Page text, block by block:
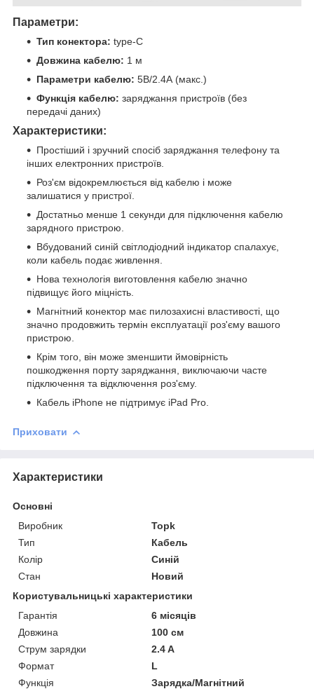
Параметри:
Тип конектора: type-C
Довжина кабелю: 1 м
Параметри кабелю: 5В/2.4А (макс.)
Функція кабелю: заряджання пристроїв (без
передачі даних)
Характеристики:
Простіший і зручний спосіб заряджання телефону та
інших електронних пристроїв.
Роз'єм відокремлюється від кабелю і може
залишатися у пристрої.
Достатньо менше 1 секунди для підключення кабелю
зарядного пристрою.
Вбудований синій світлодіодний індикатор спалахує,
коли кабель подає живлення.
Нова технологія виготовлення кабелю значно
підвищує його міцність.
Магнітний конектор має пилозахисні властивості, що
значно продовжить термін експлуатації роз'єму вашого
пристрою.
Крім того, він може зменшити ймовірність
пошкодження порту заряджання, виключаючи часте
підключення та відключення роз'єму.
Кабель iPhone не підтримує iPad Pro.
Приховати
Характеристики
Основні
Виробник
Topk
Тип
Кабель
Колір
Синій
Стан
Новий
Користувальницькі характеристики
Гарантія
6 місяців
Довжина
100 см
Струм зарядки
2.4 A
Формат
L
Функція
Зарядка/Магнітний